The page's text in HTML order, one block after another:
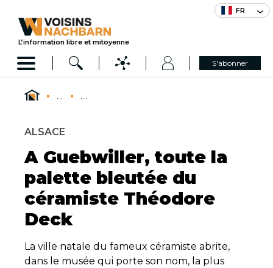
FR
L’information libre et mitoyenne
S'abonner
... ...
ALSACE
A Guebwiller, toute la
palette bleutée du
céramiste Théodore
Deck
La ville natale du fameux céramiste abrite,
dans le musée qui porte son nom, la plus